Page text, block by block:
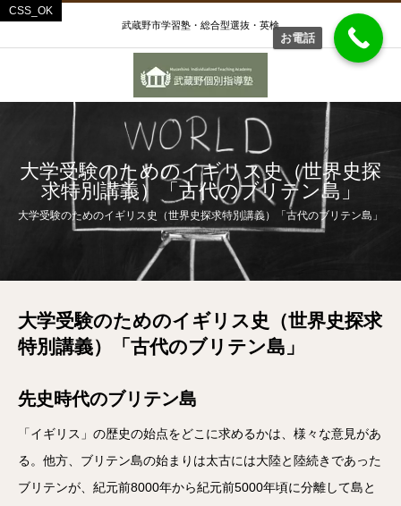
武蔵野市学習塾・総合型選抜・英検
大学受験のためのイギリス史（世界史探
求特別講義）「古代のブリテン島」
大学受験のためのイギリス史（世界史探求特別講義）「古代のブリテン島」
大学受験のためのイギリス史（世界史探求
特別講義）「古代のブリテン島」
先史時代のブリテン島
「イギリス」の歴史の始点をどこに求めるかは、様々な意見があ
る。他方、ブリテン島の始まりは太古には大陸と陸続きであった
ブリテンが、紀元前8000年から紀元前5000年頃に分離して島と
お電話